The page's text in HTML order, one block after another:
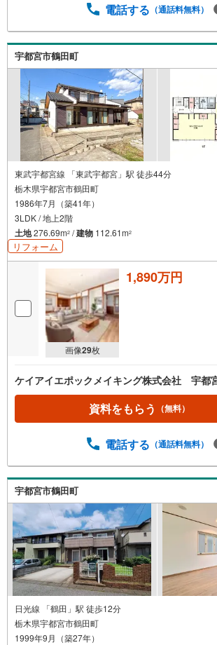
電話する （通話料無料）
宇都宮市鶴田町
東武宇都宮線 「東武宇都宮」駅 徒歩44分
栃木県宇都宮市鶴田町
1986年7月（築41年）
3LDK / 地上2階
土地276.69m2 /建物 112.61m2
リフォーム
画像29枚
1,890万円
ケイアイエポックメイキング株式会社 宇都
資料をもらう （無料）
電話する （通話料無料）
宇都宮市鶴田町
日光線 「鶴田」駅 徒歩12分
栃木県宇都宮市鶴田町
1999年9月（築27年）